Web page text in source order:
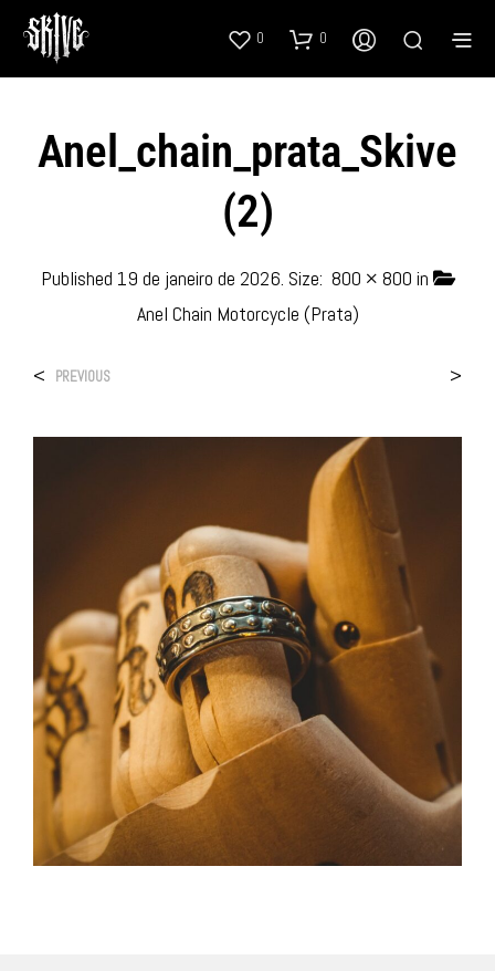
0 0
Anel_chain_prata_Skive
(2)
Published 19 de janeiro de 2026. Size: 800 × 800 in
Anel Chain Motorcycle (Prata)
< PREVIOUS >